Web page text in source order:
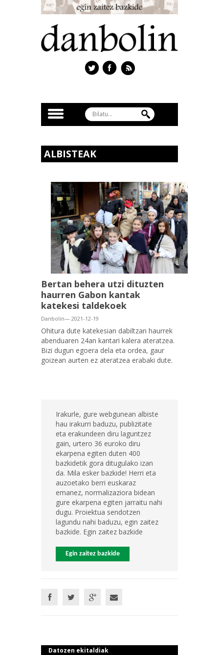
ALBISTEAK
Bertan behera utzi dituzten
haurren Gabon kantak
katekesi taldekoek
Danbolin— 2021-12-19
Ohitura dute katekesian dabiltzan haurrek
abenduaren 24an kantari kalera ateratzea.
Bizi dugun egoera dela eta ordea, gaur
goizean aurten ez ateratzea erabaki dute.
Irakurle, gure webgunean albiste
hau irakurri baduzu, publizitate
eta erakundeen diru laguntzez
gain, urtero 36 euroko diru
ekarpena egiten duten 400
bazkidetik gora ditugulako izan
da. Mila esker bazkide! Herri eta
auzoetako berri euskaraz
emanez, normalizaziora bidean
gure ekarpena egiten jarraitu nahi
dugu. Proiektua sendotzen
lagundu nahi baduzu, egin zaitez
bazkide. Egin zaitez bazkide
Egin zaitez bazkide
Datozen ekitaldiak